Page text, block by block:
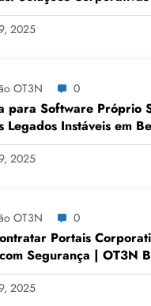
– Guia 3083
2025
OT3N 0
para Software Próprio
Legados Instáveis em
| OT3N Brasil – Guia
2025
OT3N 0
Portais
Segurança | OT3N
2025